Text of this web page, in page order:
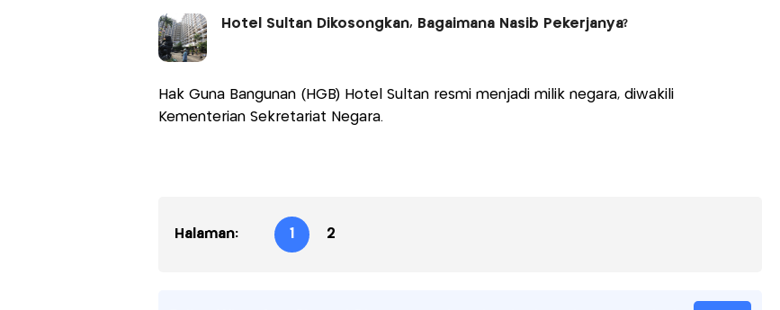
Hotel Sultan Dikosongkan, Bagaimana Nasib Pekerjanya?
Hak Guna Bangunan (HGB) Hotel Sultan resmi menjadi milik negara, diwakili
Kementerian Sekretariat Negara.
Halaman: 1 2